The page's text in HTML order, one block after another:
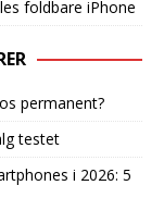
foldbare iPhone
permanent?
testet
i 2026: 5